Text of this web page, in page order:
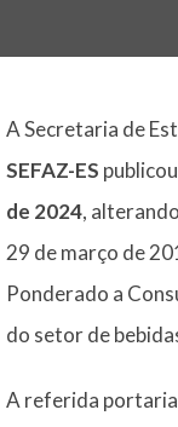
A Secretaria de
SEFAZ-ES publicou
de 2024,
29 de março de
Ponderado a
do setor de
A referida portaria